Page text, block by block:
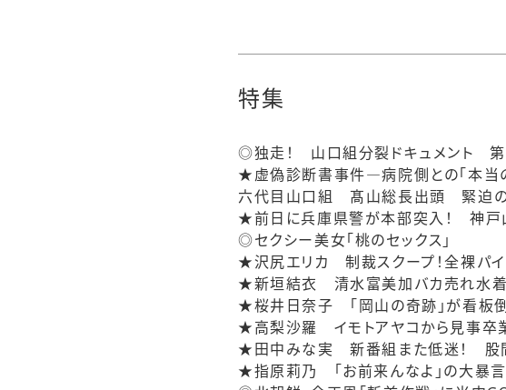
特集
◎独走！ 山口組分裂ドキュメント
★虚偽診断書事件―病院側との「本当の
六代目山口組 髙山総長出頭 緊迫
★前日に兵庫県警が本部突入！ 神戸
◎セクシー美女「桃のセックス」
★沢尻エリカ 制裁スクープ！全裸パ
★新垣結衣 清水富美加バカ売れ水着
★桜井日奈子 「岡山の奇跡」が看板
★高梨沙羅 イモトアヤコから見事卒
★田中みな実 新番組また低迷！ 股
★指原莉乃 「お前来んなよ」の大暴